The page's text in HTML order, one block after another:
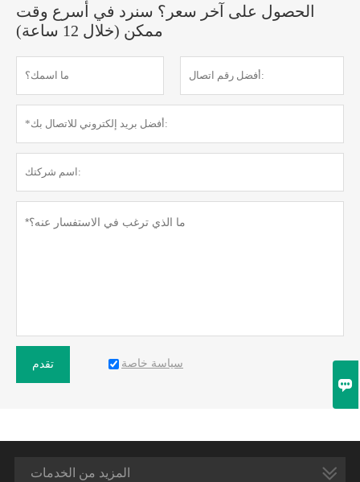
الحصول على آخر سعر؟ سنرد في أسرع وقت
ممكن (خلال 12 ساعة)
تقدم سياسة خاصة
المزيد من الخدمات
